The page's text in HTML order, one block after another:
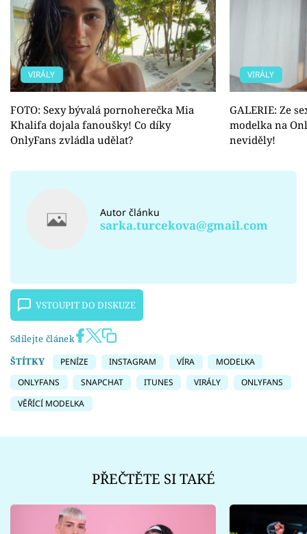
VIRÁLY
FOTO: Sexy bývalá pornoherečka Mia
Khalifa dojala fanoušky! Co díky
OnlyFans zvládla udělat?
VIRÁLY
GALERIE: Ze
modelka na
neviděly!
Autor článku
sarka.turcekova@gmail.com
VSTOUPIT DO DISKUZE
Sdílejte článek
ŠTÍTKY
PENÍZE INSTAGRAM VÍRA
MODELKA
ONLYFANS
SNAPCHAT ITUNES VIRÁLY
ONLYFANS
VĚŘÍCÍ MODELKA
PŘEČTĚTE SI TAKÉ